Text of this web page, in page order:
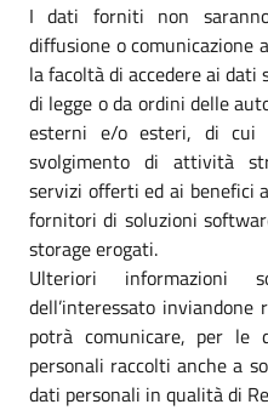
I dati forniti non
diffusione o
la facoltà di accedere ai dati
di legge o da ordini delle
esterni e/o esteri, di
svolgimento di attività
servizi offerti ed ai benefici
fornitori di soluzioni
storage erogati.
Ulteriori informazioni
dell’interessato
potrà comunicare, per le
personali raccolti anche a
dati personali in qualità di